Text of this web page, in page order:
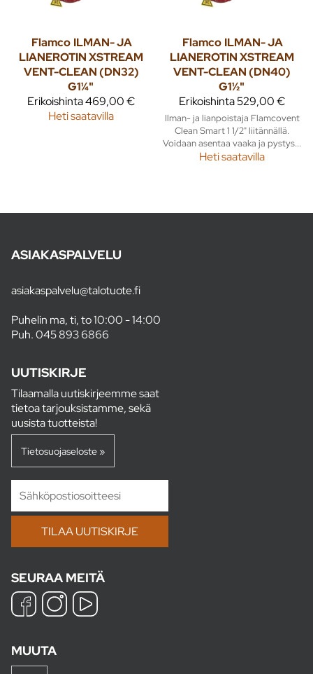
Flamco ILMAN- JA
LIANEROTIN XSTREAM
VENT-CLEAN (DN32)
G1¼"
Erikoishinta469,00 €
Heti saatavilla
Flamco ILMAN- JA
LIANEROTIN XSTREAM
VENT-CLEAN (DN40)
G1½"
Erikoishinta529,00 €
Ilman- ja lianpoistaja Flamcovent
Clean Smart 1 1/2" liitännällä.
Voidaan asentaa vaaka ja pystys...
Heti saatavilla
ASIAKASPALVELU
asiakaspalvelu@talotuote.fi
Puhelin ma, ti, to 10:00 - 14:00
Puh.045 893 6866
UUTISKIRJE
Tilaamalla uutiskirjeemme saat
tietoa tarjouksistamme, sekä
uusista tuotteista!
Tietosuojaseloste »
SEURAA MEITÄ
MUUTA